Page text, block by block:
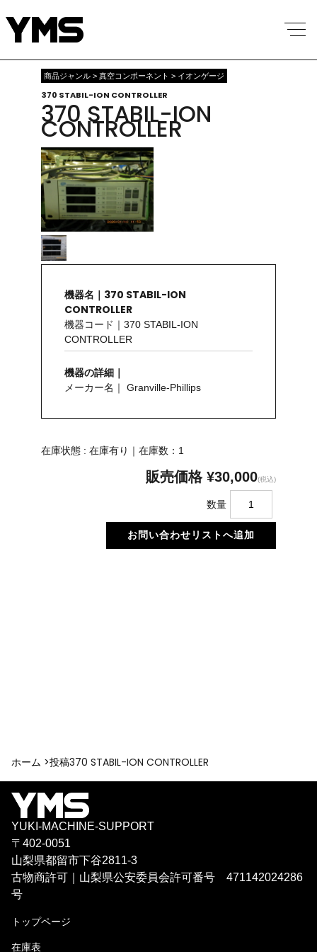
商品ジャンル > 真空コンポーネント > イオンゲージ
370 STABIL-ION CONTROLLER
370 STABIL-ION
CONTROLLER
機器名｜370 STABIL-ION
CONTROLLER
機器コード｜370 STABIL-ION
CONTROLLER
機器の詳細｜
メーカー名｜ Granville-Phillips
在庫状態 : 在庫有り｜在庫数：1
販売価格 ¥30,000(税込)
数量
ホーム >投稿370 STABIL-ION CONTROLLER
YUKI-MACHINE-SUPPORT
〒402-0051
山梨県都留市下谷2811-3
古物商許可｜山梨県公安委員会許可番号 471142024286
号
トップページ
在庫表